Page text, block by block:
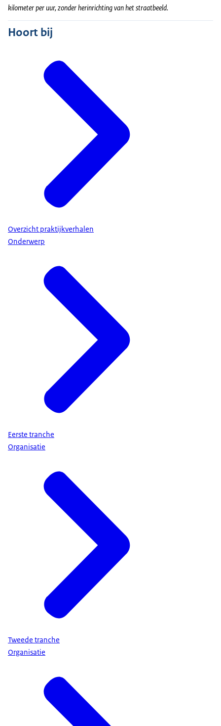
kilometer per uur, zonder herinrichting van het straatbeeld.
Hoort bij
Overzicht praktijkverhalen
Onderwerp
Eerste tranche
Organisatie
Tweede tranche
Organisatie